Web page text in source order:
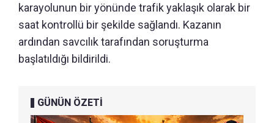
karayolunun bir yönünde trafik yaklaşık olarak bir
saat kontrollü bir şekilde sağlandı. Kazanın
ardından savcılık tarafından soruşturma
başlatıldığı bildirildi.
GÜNÜN ÖZETİ